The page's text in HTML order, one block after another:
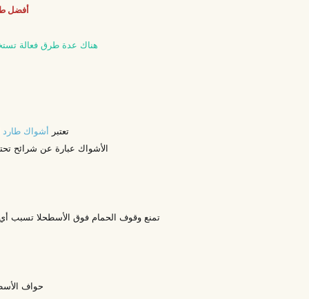
أفضل
هناك عدة طرق فعالة
تعتبر أشواك طارد
الأشواك عبارة عن شرائح
تمنع وقوف الحمام فوق الأسطحلا تسبب
حواف